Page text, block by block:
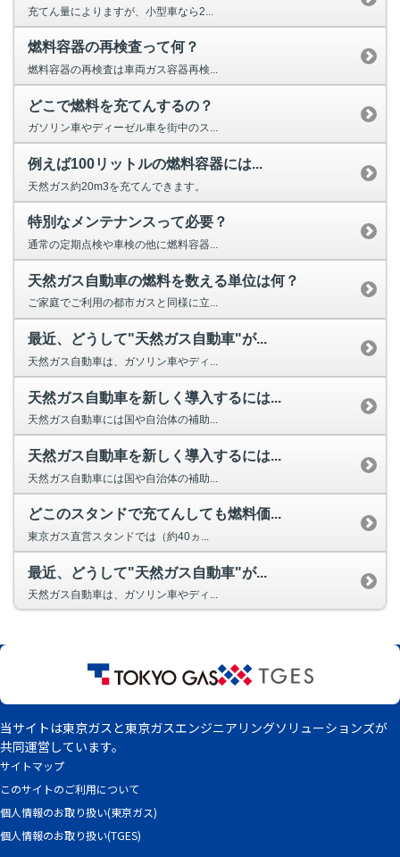
充てん量によりますが、小型車なら2...
燃料容器の再検査って何？
燃料容器の再検査は車両ガス容器再検...
どこで燃料を充てんするの？
ガソリン車やディーゼル車を街中のス...
例えば100リットルの燃料容器には...
天然ガス約20m3を充てんできます。
特別なメンテナンスって必要？
通常の定期点検や車検の他に燃料容器...
天然ガス自動車の燃料を数える単位は何？
ご家庭でご利用の都市ガスと同様に立...
最近、どうして"天然ガス自動車"が...
天然ガス自動車は、ガソリン車やディ...
天然ガス自動車を新しく導入するには...
天然ガス自動車には国や自治体の補助...
天然ガス自動車を新しく導入するには...
天然ガス自動車には国や自治体の補助...
どこのスタンドで充てんしても燃料価...
東京ガス直営スタンドでは（約40ヵ...
最近、どうして"天然ガス自動車"が...
天然ガス自動車は、ガソリン車やディ...
サイトマップ
このサイトのご利用について
個人情報のお取り扱い(東京ガス)
個人情報のお取り扱い(TGES)
当サイトは東京ガスと東京ガスエンジニアリングソリューションズが
共同運営しています。